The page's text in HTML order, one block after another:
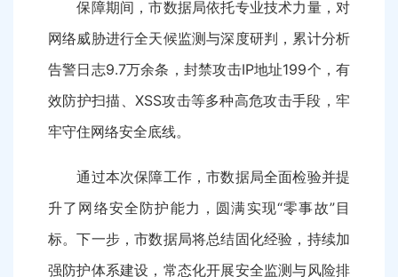
保障期间，市数据局依托专业技术力量，对
网络威胁进行全天候监测与深度研判，累计分析
告警日志9.7万余条，封禁攻击IP地址199个，有
效防护扫描、XSS攻击等多种高危攻击手段，牢
牢守住网络安全底线。
通过本次保障工作，市数据局全面检验并提
升了网络安全防护能力，圆满实现“零事故”目
标。下一步，市数据局将总结固化经验，持续加
强防护体系建设，常态化开展安全监测与风险排